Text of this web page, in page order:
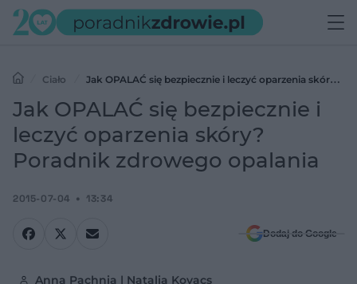
Ciało
Jak OPALAĆ się bezpiecznie i leczyć oparzenia skóry?
Poradnik zdrowego opalania
Jak OPALAĆ się bezpiecznie i
leczyć oparzenia skóry?
Poradnik zdrowego opalania
2015-07-04 13:34
Dodaj do Google
Anna Pachnia | Natalia Kovacs